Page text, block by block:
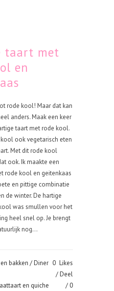
taart met
en
rode kool! Maar dat kan
anders. Maak een keer
taart met rode kool.
ook vegetarisch eten
Met dit rode kool
ook. Ik maakte een
rode kool en geitenkaas
en pittige combinatie
de winter. De hartige
was smullen voor het
heel snel op. Je brengt
nog...
bakken /Diner
en quiche
0 Likes
Deel
0